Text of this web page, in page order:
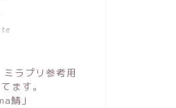
ラプリ参考用
ます。
鯖」